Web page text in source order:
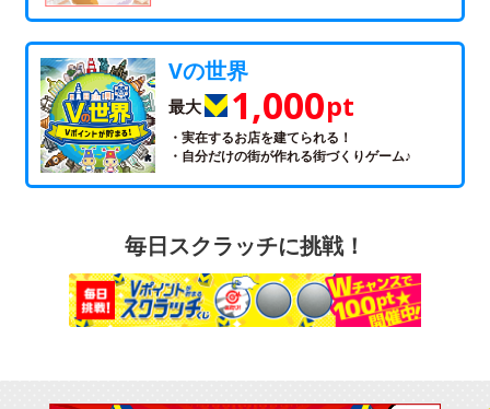
Vの世界
最大 1,000pt
・実在するお店を建てられる！
・自分だけの街が作れる街づくりゲーム♪
毎日スクラッチに挑戦！